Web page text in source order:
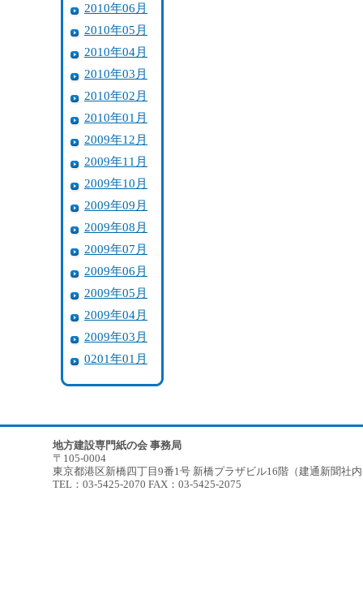
2010年06月
2010年05月
2010年04月
2010年03月
2010年02月
2010年01月
2009年12月
2009年11月
2009年10月
2009年09月
2009年08月
2009年07月
2009年06月
2009年05月
2009年04月
2009年03月
0201年01月
地方建設専門紙の会 事務局
〒105-0004
東京都港区新橋四丁目9番1号 新橋プラザビル16階（建通新聞社
TEL：03-5425-2070 FAX：03-5425-2075